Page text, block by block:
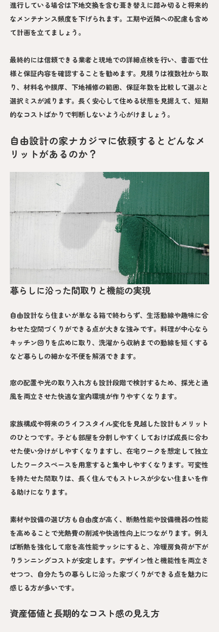
進行している場合は下地交換を含む葺き替えに踏み切ると将来的
なメンテナンス頻度を下げられます。工期や近隣への配慮も含め
て計画を立てましょう。
最終的には信頼できる業者と現地での詳細点検を行い、書面で仕
様と保証内容を確認することを勧めます。見積りは複数社から取
り、材料名や膜厚、下地補修の範囲、保証年数を比較して選ぶと
選択ミスが減ります。長く安心して住める状態を見据えて、短期
的なコストばかりで判断しないよう心がけましょう。
自由設計の家ナカジマに依頼するとどんなメ
リットがあるのか？
暮らしに沿った間取りと機能の実現
自由設計なら住まいが単なる箱で終わらず、生活動線や趣味に合
わせた空間づくりができる点が大きな強みです。料理が中心なら
キッチン回りを広めに取り、洗濯から収納までの動線を短くする
など暮らしの細かな不便を解消できます。
窓の配置や光の取り入れ方も設計段階で検討するため、採光と通
風を両立させた快適な室内環境が作りやすくなります。
家族構成や将来のライフスタイル変化を見越した設計もメリット
のひとつです。子ども部屋を分割しやすくしておけば成長に合わ
せた使い分けがしやすくなりますし、在宅ワークを想定して独立
したワークスペースを用意すると集中しやすくなります。可変性
を持たせた間取りは、長く住んでもストレスが少ない住まいを作
る助けになります。
素材や設備の選び方も自由度が高く、断熱性能や設備機器の性能
を高めることで光熱費の削減や快適性向上につながります。例え
ば断熱を強化して窓を高性能サッシにすると、冷暖房負荷が下が
りランニングコストが安定します。デザイン性と機能性を両立さ
せつつ、自分たちの暮らしに沿った家づくりができる点を魅力に
感じる方が多いです。
資産価値と長期的なコスト感の見え方